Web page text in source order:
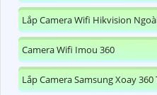
Lắp Camera Wifi Hikvision
Camera Wifi Imou 360
Lắp Camera Samsung Xoay 360